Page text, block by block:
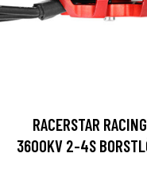
RACERSTAR
3600KV 2-4S